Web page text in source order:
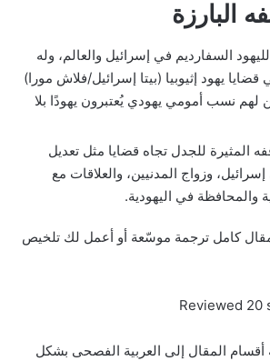
البارزة
السفارديم في إسرائيل والعالم، وله
يهود إثيوبيا (بيتا إسرائيل/فلاش مورا)
نسب أمومي يهودي يُعتبرون يهودًا بلا
المثيرة للجدل تجاه قضايا مثل تعديل
وزواج المدنيين، والعلاقات مع
والمحافظة في اليهودية.
كامل ترجمة موسّعة أو أعمل لك تلخيص
المقال إلى العربية الفصحى بشكل